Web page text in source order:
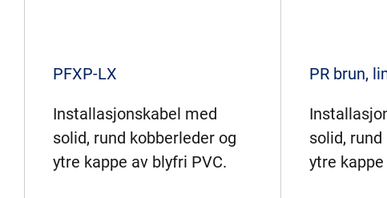
PFXP-LX
Installasjonskabel med
solid, rund kobberleder og
ytre kappe av blyfri PVC.
PR brun,
solid,
ytre